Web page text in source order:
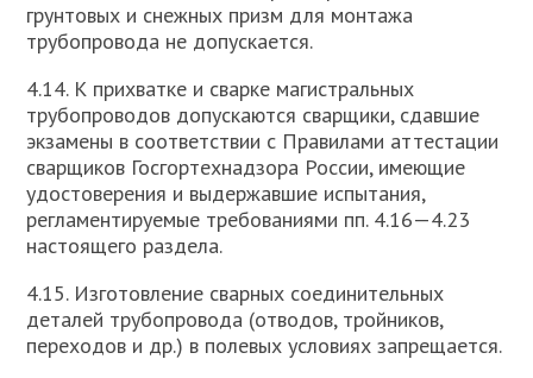
грунтовых и снежных призм для монтажа
трубопровода не допускается.
4.14. К прихватке и сварке магистральных
трубопроводов допускаются сварщики, сдавшие
экзамены в соответствии с Правилами аттестации
сварщиков Госгортехнадзора России, имеющие
удостоверения и выдержавшие испытания,
регламентируемые требованиями пп. 4.16—4.23
настоящего раздела.
4.15. Изготовление сварных соединительных
деталей трубопровода (отводов, тройников,
переходов и др.) в полевых условиях запрещается.